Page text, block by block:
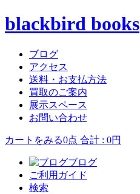
blackbird books
ブログ
アクセス
送料・お支払方法
買取のご案内
展示スペース
お問い合わせ
カートをみる0点 合計 : 0円
ブログ
ご利用ガイド
検索